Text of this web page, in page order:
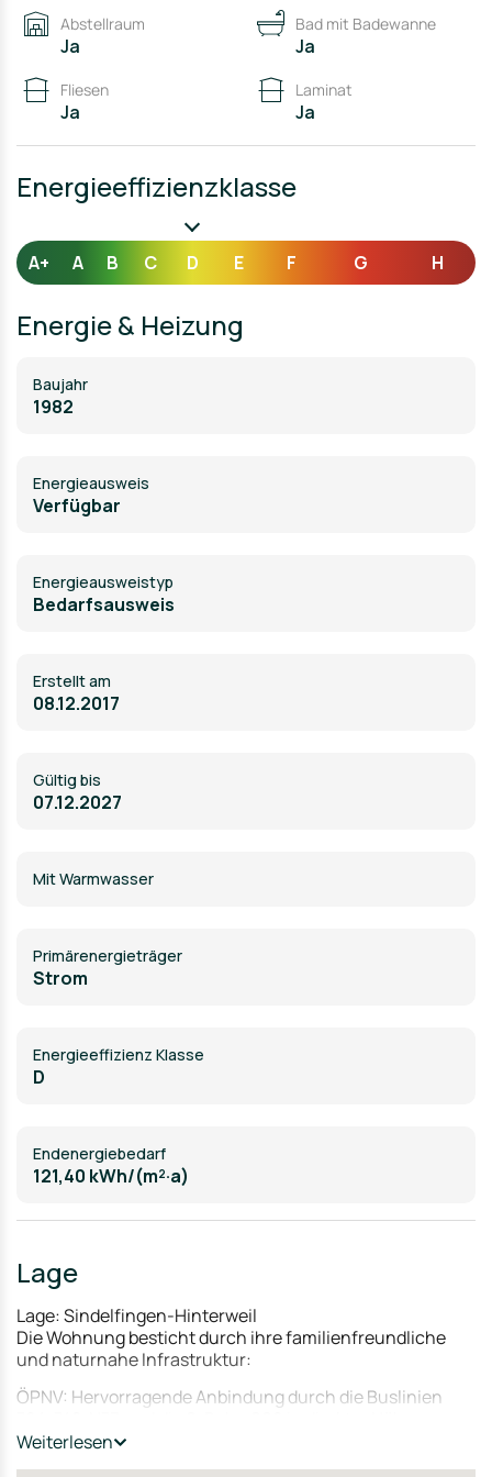
Abstellraum
Ja
Bad mit Badewanne
Ja
Fliesen
Ja
Laminat
Ja
Energieeffizienzklasse
A+ A B C D E F G H
Energie & Heizung
Baujahr
1982
Energieausweis
Verfügbar
Energie­ausweistyp
Bedarfsausweis
Erstellt am
08.12.2017
Gültig bis
07.12.2027
Mit Warmwasser
Primärenergieträger
Strom
Energieeffizienz Klasse
D
Endenergiebedarf
121,40 kWh/(m²·a)
Lage
Lage: Sindelfingen-Hinterweil
Die Wohnung besticht durch ihre familienfreundliche
und naturnahe Infrastruktur:
ÖPNV: Hervorragende Anbindung durch die Buslinien
Versorgung: Bäckerei, Restaurants, Friseur und
Weiterlesen